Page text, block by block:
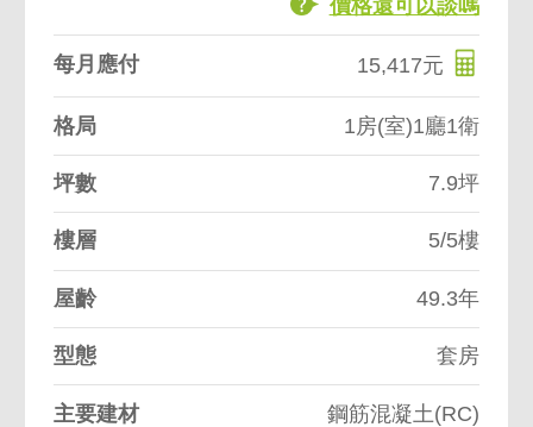
價格還可以談嗎
每月應付 15,417元
格局 1房(室)1廳1衛
坪數 7.9坪
樓層 5/5樓
屋齡 49.3年
型態 套房
主要建材 鋼筋混凝土(RC)